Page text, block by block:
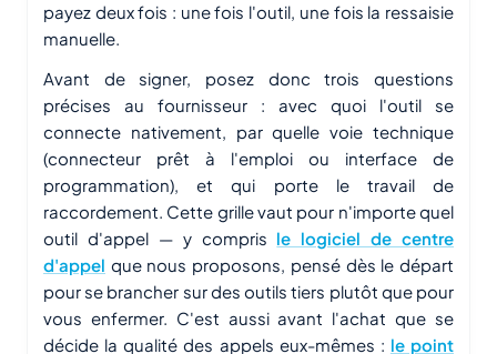
payez deux fois : une fois l'outil, une fois la ressaisie
manuelle.
Avant de signer, posez donc trois questions
précises au fournisseur : avec quoi l'outil se
connecte nativement, par quelle voie technique
(connecteur prêt à l'emploi ou interface de
programmation), et qui porte le travail de
raccordement. Cette grille vaut pour n'importe quel
outil d'appel — y compris le logiciel de centre
d'appel que nous proposons, pensé dès le départ
pour se brancher sur des outils tiers plutôt que pour
vous enfermer. C'est aussi avant l'achat que se
décide la qualité des appels eux-mêmes : le point